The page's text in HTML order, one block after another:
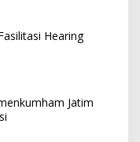
Hearing
Jatim